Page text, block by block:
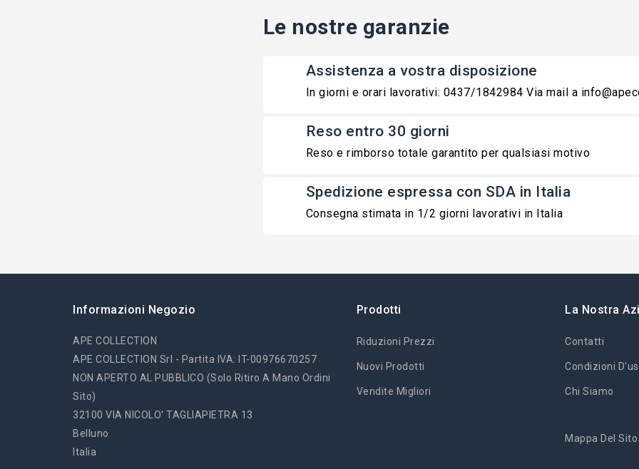
Le nostre garanzie
Assistenza a vostra disposizione
In giorni e orari lavorativi: 0437/1842984 Via mail a
Reso entro 30 giorni
Reso e rimborso totale garantito per qualsiasi motivo
Spedizione espressa con SDA in Italia
Consegna stimata in 1/2 giorni lavorativi in Italia
Informazioni Negozio
APE COLLECTION
APE COLLECTION Srl - Partita IVA: IT-00976670257
NON APERTO AL PUBBLICO (solo Ritiro A Mano Ordini
Sito)
32100 VIA NICOLO' TAGLIAPIETRA 13
Belluno
Italia
Prodotti
Riduzioni Prezzi
Nuovi Prodotti
Vendite Migliori
La Nostra
Contatti
Condizioni
Chi Siamo
Mappa Del Sito